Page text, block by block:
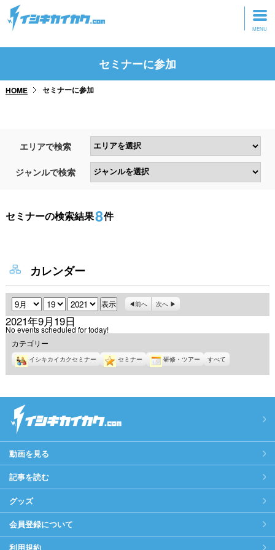
トップページ
研修・ツアーに参加
セミナーに参加
HOME セミナーに参加
エリアで検索
ジャンルで検索
セミナーの検索結果8件
カレンダー
月 日 年 前へ 次へ
2021年9月19日
No events scheduled for today!
カテゴリー
イシキカイカクセミナー セミナー 研修・ツアー すべて
動画を見る
記事を読む
グッズ
会員登録について